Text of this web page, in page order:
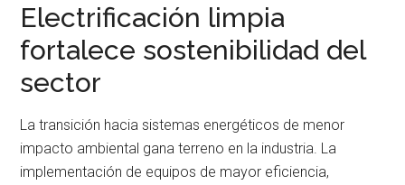
Electrificación limpia
fortalece sostenibilidad del
sector
La transición hacia sistemas energéticos de menor
impacto ambiental gana terreno en la industria. La
implementación de equipos de mayor eficiencia,